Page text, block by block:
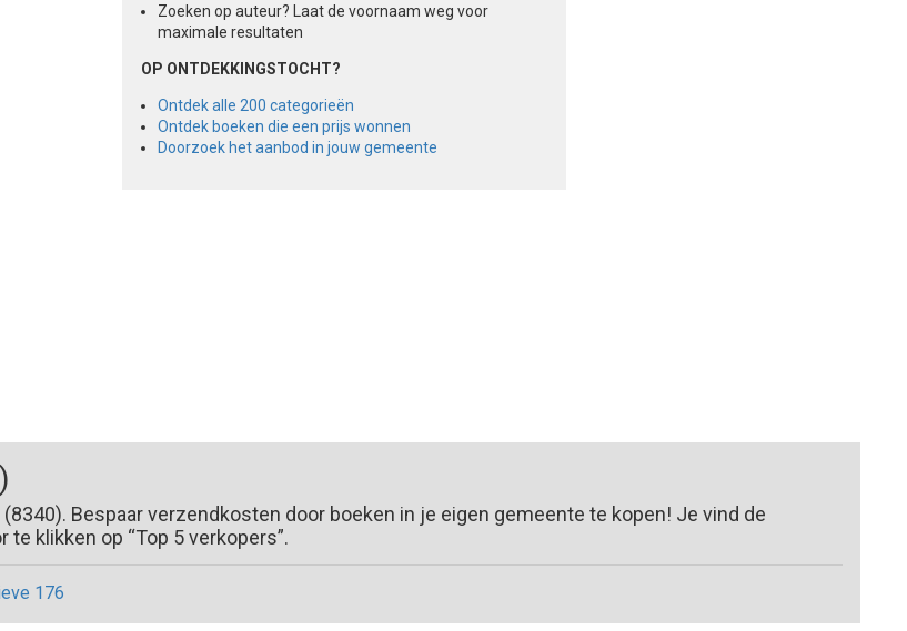
Zoeken op auteur? Laat de voornaam weg voor
maximale resultaten
OP ONTDEKKINGSTOCHT?
Ontdek alle 200 categorieën
Ontdek boeken die een prijs wonnen
Doorzoek het aanbod in jouw gemeente
Bespaar verzendkosten door boeken in je eigen gemeente te kopen! Je vind de
klikken op “Top 5 verkopers”.
176